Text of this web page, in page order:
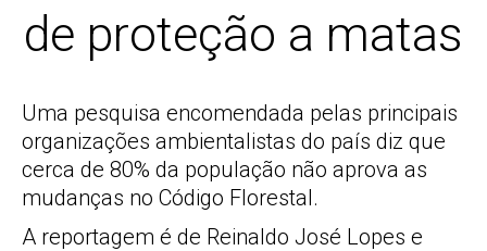
de proteção a matas
Uma pesquisa encomendada pelas principais
organizações ambientalistas do país diz que
cerca de 80% da população não aprova as
mudanças no Código Florestal.
A reportagem é de Reinaldo José Lopes e